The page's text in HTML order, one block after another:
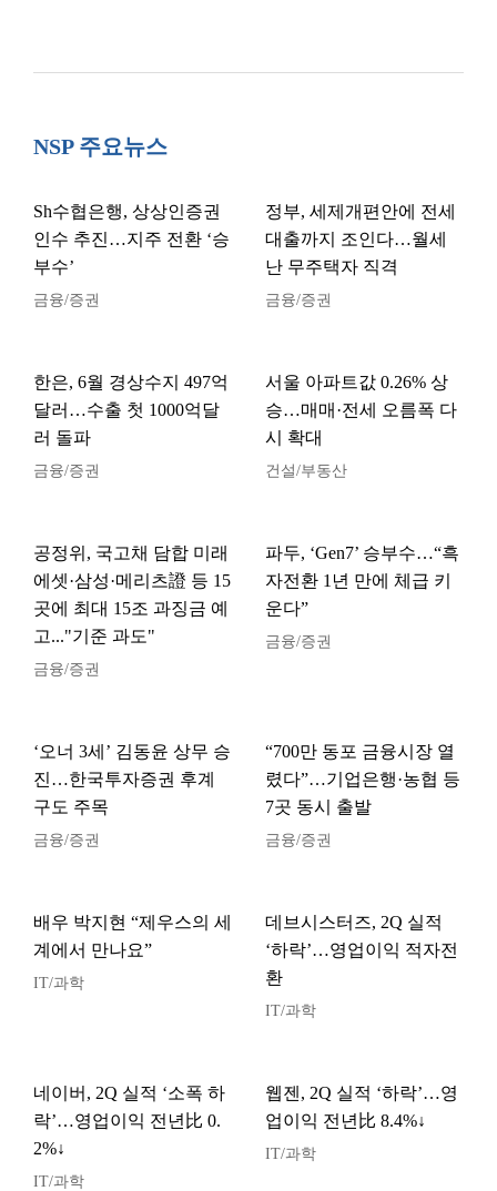
NSP 주요뉴스
Sh수협은행, 상상인증권
인수 추진…지주 전환 ‘승
부수’
금융/증권
정부, 세제개편안에 전세
대출까지 조인다…월세
난 무주택자 직격
금융/증권
한은, 6월 경상수지 497억
달러…수출 첫 1000억달
러 돌파
금융/증권
서울 아파트값 0.26% 상
승…매매·전세 오름폭 다
시 확대
건설/부동산
공정위, 국고채 담합 미래
에셋·삼성·메리츠證 등 15
곳에 최대 15조 과징금 예
고..."기준 과도"
금융/증권
파두, ‘Gen7’ 승부수…“흑
자전환 1년 만에 체급 키
운다”
금융/증권
‘오너 3세’ 김동윤 상무 승
진…한국투자증권 후계
구도 주목
금융/증권
“700만 동포 금융시장 열
렸다”…기업은행·농협 등
7곳 동시 출발
금융/증권
배우 박지현 “제우스의 세
계에서 만나요”
IT/과학
데브시스터즈, 2Q 실적
‘하락’…영업이익 적자전
환
IT/과학
네이버, 2Q 실적 ‘소폭 하
락’…영업이익 전년比 0.
2%↓
IT/과학
웹젠, 2Q 실적 ‘하락’…영
업이익 전년比 8.4%↓
IT/과학